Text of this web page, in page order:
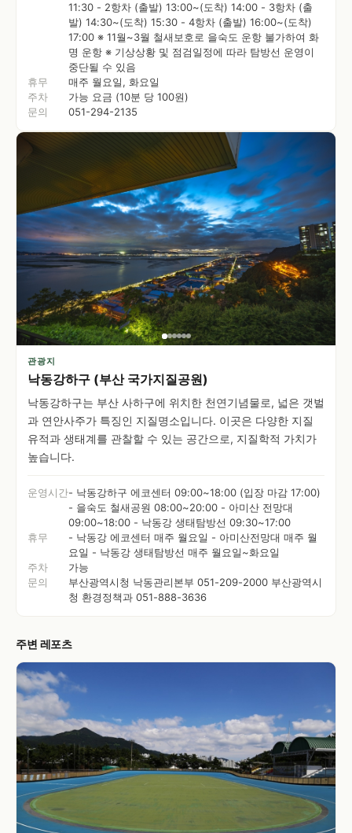
11:30 - 2항차 (출발) 13:00~(도착) 14:00 - 3항차 (출
발) 14:30~(도착) 15:30 - 4항차 (출발) 16:00~(도착)
17:00 ※ 11월~3월 철새보호로 을숙도 운항 불가하여 화
명 운항 ※ 기상상황 및 점검일정에 따라 탐방선 운영이
중단될 수 있음
휴무
매주 월요일, 화요일
주차
가능 요금 (10분 당 100원)
문의
051-294-2135
관광지
낙동강하구 (부산 국가지질공원)
낙동강하구는 부산 사하구에 위치한 천연기념물로, 넓은 갯벌
과 연안사주가 특징인 지질명소입니다. 이곳은 다양한 지질
유적과 생태계를 관찰할 수 있는 공간으로, 지질학적 가치가
높습니다.
운영시간- 낙동강하구 에코센터 09:00~18:00 (입장 마감 17:00)
- 을숙도 철새공원 08:00~20:00 - 아미산 전망대
09:00~18:00 - 낙동강 생태탐방선 09:30~17:00
휴무
- 낙동강 에코센터 매주 월요일 - 아미산전망대 매주 월
요일 - 낙동강 생태탐방선 매주 월요일~화요일
주차
가능
문의
부산광역시청 낙동관리본부 051-209-2000 부산광역시
청 환경정책과 051-888-3636
주변 레포츠